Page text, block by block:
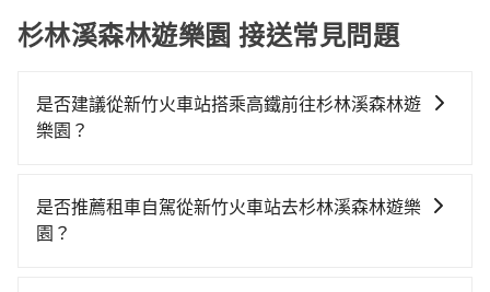
杉林溪森林遊樂園 接送常見問題
是否建議從新竹火車站搭乘高鐵前往杉林溪森林遊
樂園？
乘坐舒適、較貴、費時！不過從最早一班車07:02到末班
車21:47，新竹-彰化一天最多僅16班次，如果行程緊湊
是否推薦租車自駕從新竹火車站去杉林溪森林遊樂
園？